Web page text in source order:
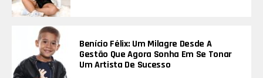
Benício Félix: Um Milagre Desde A
Gestão Que Agora Sonha Em Se Tonar
Um Artista De Sucesso